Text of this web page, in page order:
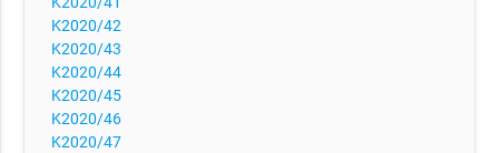
K2020/42
K2020/43
K2020/44
K2020/45
K2020/46
K2020/47